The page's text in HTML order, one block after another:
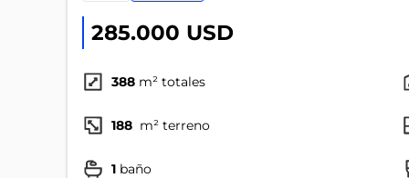
285.000 USD
388 m² totales
188 m² terreno
1 baño